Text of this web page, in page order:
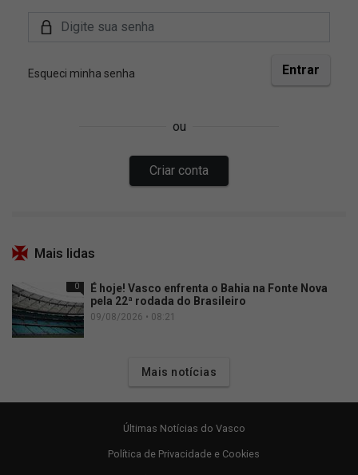
Mais lidas
0
É hoje! Vasco enfrenta o Bahia na Fonte Nova
pela 22ª rodada do Brasileiro
09/08/2026 • 08:21
Mais notícias
Últimas Notícias do Vasco
Política de Privacidade e Cookies